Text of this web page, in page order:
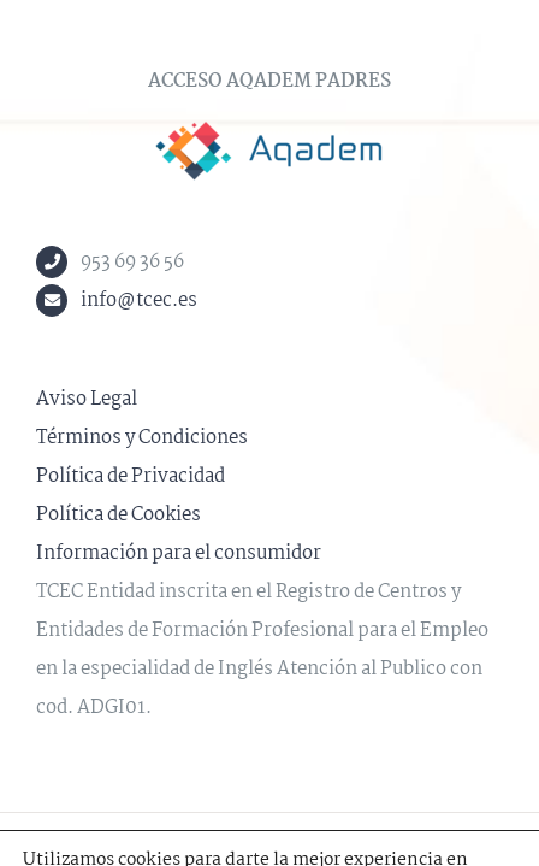
ACCESO AQADEM PADRES
953 69 36 56
info@tcec.es
Aviso Legal
Términos y Condiciones
Política de Privacidad
Política de Cookies
Información para el consumidor
TCEC Entidad inscrita en el Registro de Centros y
Entidades de Formación Profesional para el Empleo
en la especialidad de Inglés Atención al Publico con
cod. ADGI01.
© 2020 The Cultural English Centre | Creado por el grupoLinared
Utilizamos cookies para darte la mejor experiencia en